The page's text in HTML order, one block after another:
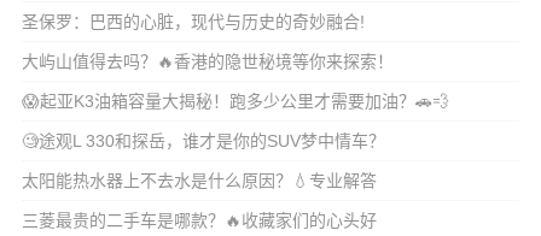
圣保罗：巴西的心脏，现代与历史的奇妙融合!
大屿山值得去吗？🔥香港的隐世秘境等你来探索！
😱起亚K3油箱容量大揭秘！跑多少公里才需要加油？🚗💨
🧐途观L 330和探岳，谁才是你的SUV梦中情车？
太阳能热水器上不去水是什么原因？💧专业解答
三菱最贵的二手车是哪款？🔥收藏家们的心头好